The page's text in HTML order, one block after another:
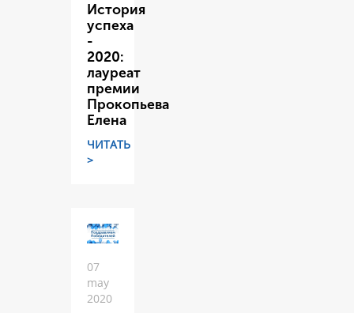
История
успеха
-
2020:
лауреат
премии
Прокопьева
Елена
ЧИТАТЬ
>
07
may
2020